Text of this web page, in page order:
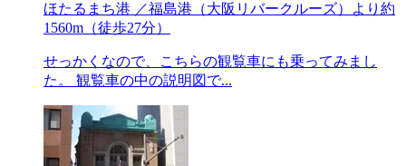
ほたるまち港 ／福島港（大阪リバークルーズ）より約
1560m （徒歩27分）
せっかくなので、こちらの観覧車にも乗ってみまし
た。 観覧車の中の説明図で...